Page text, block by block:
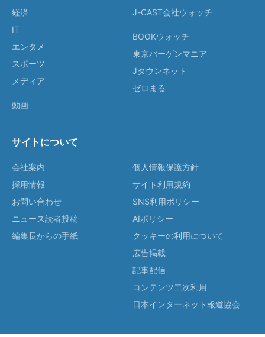
経済
IT
エンタメ
スポーツ
メディア
動画
J-CAST会社ウォッチ
BOOKウォッチ
東京バーゲンマニア
Jタウンネット
ゼロまる
サイトについて
会社案内
採用情報
お問い合わせ
ニュース読者投稿
編集長からの手紙
個人情報保護方針
サイト利用規約
SNS利用ポリシー
AIポリシー
クッキーの利用について
広告掲載
記事配信
コンテンツ二次利用
日本インターネット報道協会